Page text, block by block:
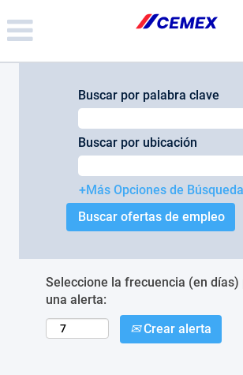
note:
This
Buscar por palabra clave
Buscar por ubicación
+Más Opciones de Búsqueda
Seleccione la frecuencia (en
una alerta:
Crear alerta